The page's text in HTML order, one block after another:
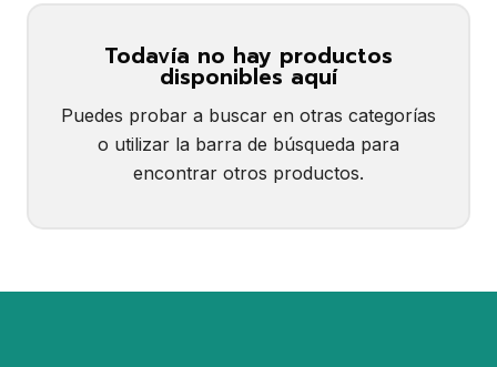
Todavía no hay productos
disponibles aquí
Puedes probar a buscar en otras categorías
o utilizar la barra de búsqueda para
encontrar otros productos.